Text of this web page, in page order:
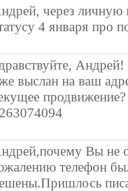
через личную
4 января про
выслан на ваш
Вы не
телефон